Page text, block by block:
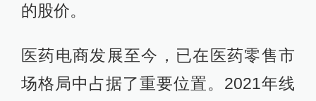
的股价。
医药电商发展至今，已在医药零售市
场格局中占据了重要位置。2021年线